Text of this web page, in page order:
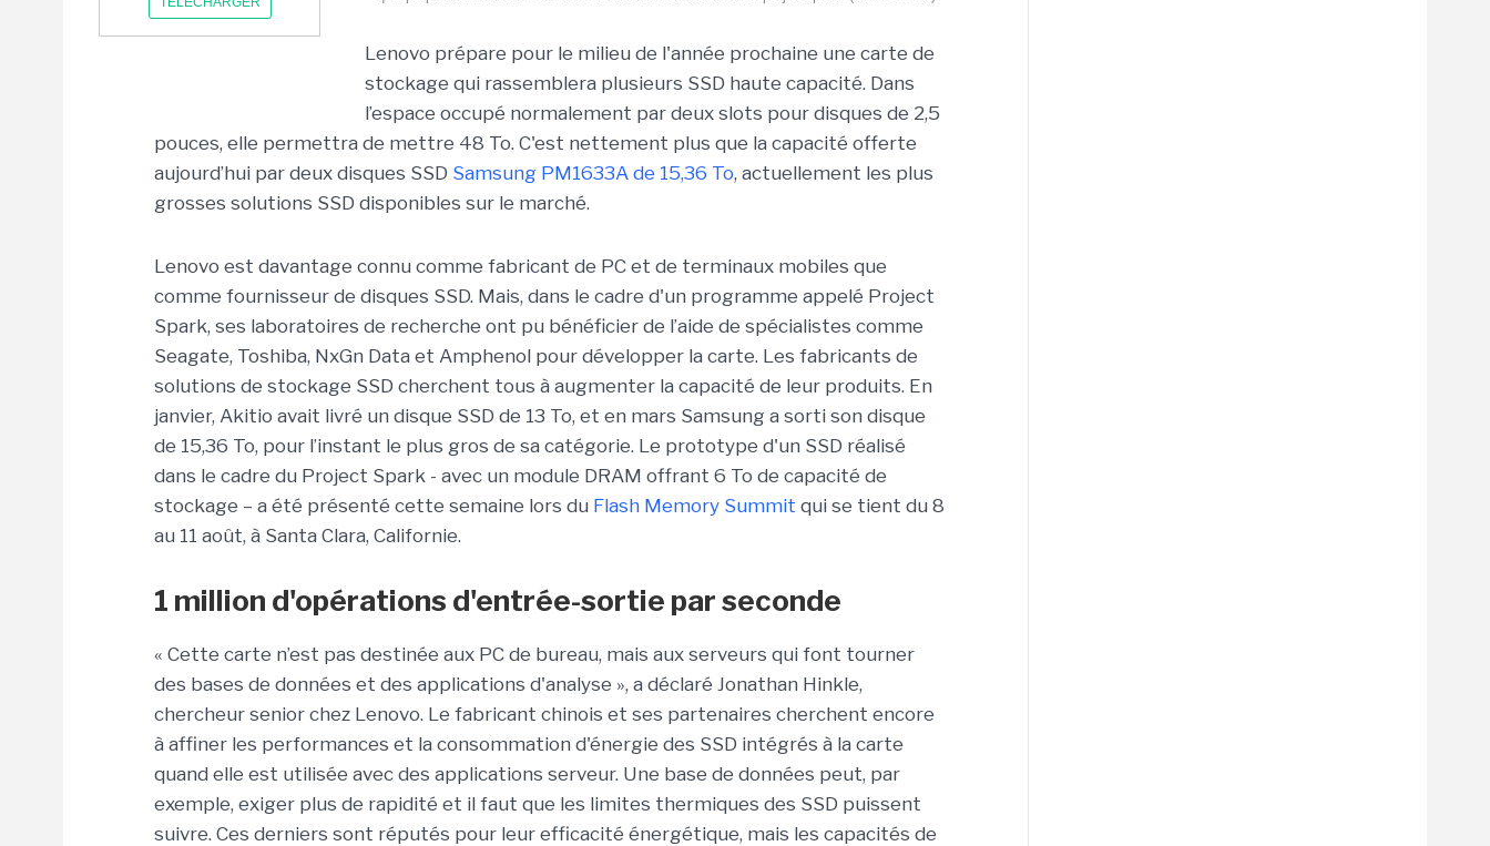
Lenovo prépare pour le milieu de l'année prochaine une carte de
stockage qui rassemblera plusieurs SSD haute capacité. Dans
l’espace occupé normalement par deux slots pour disques de 2,5
pouces, elle permettra de mettre 48 To. C'est nettement plus que la capacité offerte
aujourd’hui par deux disques SSD Samsung PM1633A de 15,36 To, actuellement les plus
grosses solutions SSD disponibles sur le marché.
Lenovo est davantage connu comme fabricant de PC et de terminaux mobiles que
comme fournisseur de disques SSD. Mais, dans le cadre d'un programme appelé Project
Spark, ses laboratoires de recherche ont pu bénéficier de l’aide de spécialistes comme
Seagate, Toshiba, NxGn Data et Amphenol pour développer la carte. Les fabricants de
solutions de stockage SSD cherchent tous à augmenter la capacité de leur produits. En
janvier, Akitio avait livré un disque SSD de 13 To, et en mars Samsung a sorti son disque
de 15,36 To, pour l’instant le plus gros de sa catégorie. Le prototype d'un SSD réalisé
dans le cadre du Project Spark - avec un module DRAM offrant 6 To de capacité de
stockage – a été présenté cette semaine lors du Flash Memory Summit qui se tient du 8
au 11 août, à Santa Clara, Californie.
1 million d'opérations d'entrée-sortie par seconde
« Cette carte n’est pas destinée aux PC de bureau, mais aux serveurs qui font tourner
des bases de données et des applications d'analyse », a déclaré Jonathan Hinkle,
chercheur senior chez Lenovo. Le fabricant chinois et ses partenaires cherchent encore
à affiner les performances et la consommation d'énergie des SSD intégrés à la carte
quand elle est utilisée avec des applications serveur. Une base de données peut, par
exemple, exiger plus de rapidité et il faut que les limites thermiques des SSD puissent
suivre. Ces derniers sont réputés pour leur efficacité énergétique, mais les capacités de